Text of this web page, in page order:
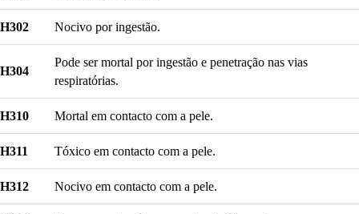
H302 Nocivo por ingestão.
H304
Pode ser mortal por ingestão e penetração nas vias
respiratórias.
H310 Mortal em contacto com a pele.
H311 Tóxico em contacto com a pele.
H312 Nocivo em contacto com a pele.